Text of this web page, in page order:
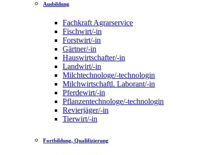
Ausbildung
Fachkraft Agrarservice
Fischwirt/-in
Forstwirt/-in
Gärtner/-in
Hauswirtschafter/-in
Landwirt/-in
Milchtechnologe/-technologin
Milchwirtschaftl. Laborant/-in
Pferdewirt/-in
Pflanzentechnologe/-technologin
Revierjäger/-in
Tierwirt/-in
Fortbildung, Qualifizierung